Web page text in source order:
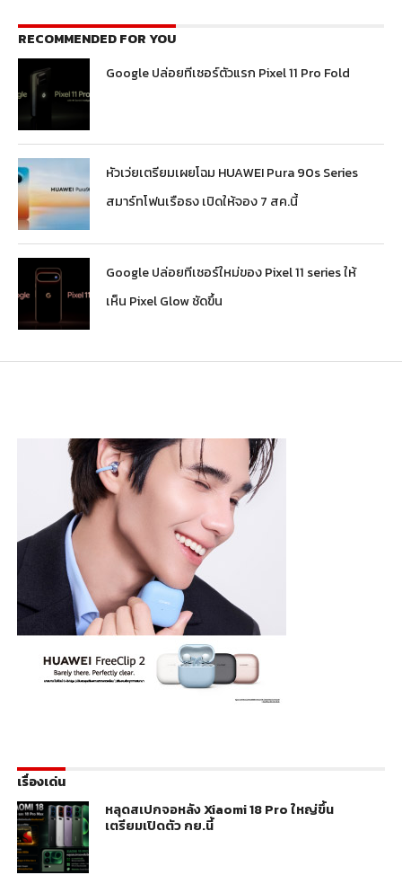
RECOMMENDED FOR YOU
Google ปล่อยทีเซอร์ตัวแรก Pixel 11 Pro Fold
หัวเว่ยเตรียมเผยโฉม HUAWEI Pura 90s Series
สมาร์ทโฟนเรือธง เปิดให้จอง 7 สค.นี้
Google ปล่อยทีเซอร์ใหม่ของ Pixel 11 series ให้
เห็น Pixel Glow ชัดขึ้น
เรื่องเด่น
หลุดสเปกจอหลัง Xiaomi 18 Pro ใหญ่ขึ้น
เตรียมเปิดตัว กย.นี้